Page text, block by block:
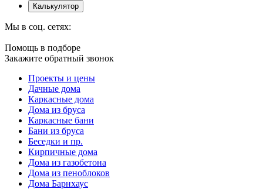
Калькулятор
Мы в соц. сетях:
Помощь в подборе
Закажите обратный звонок
Проекты и цены
Дачные дома
Каркасные дома
Дома из бруса
Каркасные бани
Бани из бруса
Беседки и пр.
Кирпичные дома
Дома из газобетона
Дома из пеноблоков
Дома Барнхаус